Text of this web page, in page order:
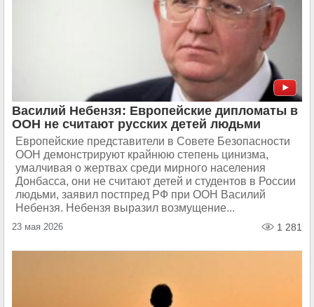
Василий Небензя: Европейские дипломаты в
ООН не считают русских детей людьми
Европейские представители в Совете Безопасности
ООН демонстрируют крайнюю степень цинизма,
умалчивая о жертвах среди мирного населения
Донбасса, они не считают детей и студентов в России
людьми, заявил постпред РФ при ООН Василий
Небензя. Небензя выразил возмущение...
23 мая 2026 1 281